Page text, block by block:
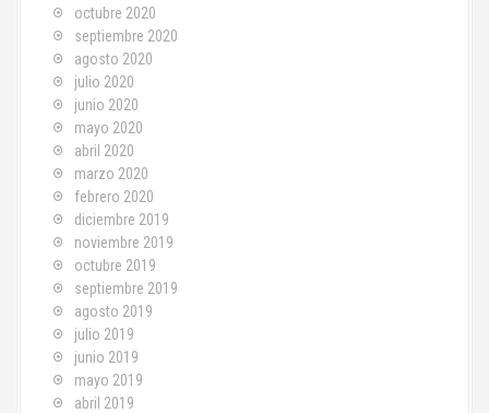
octubre 2020
septiembre 2020
agosto 2020
julio 2020
junio 2020
mayo 2020
abril 2020
marzo 2020
febrero 2020
diciembre 2019
noviembre 2019
octubre 2019
septiembre 2019
agosto 2019
julio 2019
junio 2019
mayo 2019
abril 2019